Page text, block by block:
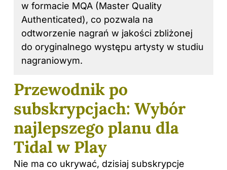
w formacie MQA (Master Quality
Authenticated), co pozwala na
odtworzenie nagrań w jakości zbliżonej
do oryginalnego występu artysty w studiu
nagraniowym.
Przewodnik po
subskrypcjach: Wybór
najlepszego planu dla
Tidal w Play
Nie ma co ukrywać, dzisiaj subskrypcje